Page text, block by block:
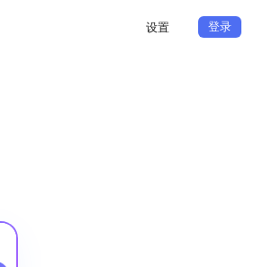
设置 登录